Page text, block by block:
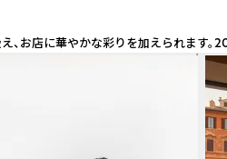
お店に華やかな彩りを加えられます